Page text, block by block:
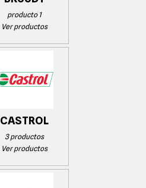
producto 1
Ver productos
CASTROL
3 productos
Ver productos